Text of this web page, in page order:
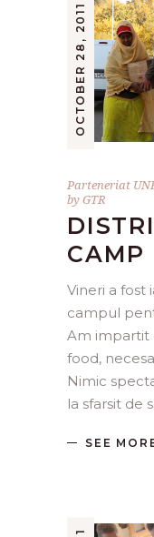
OCTOBER 28, 2011
Parteneriat
byGTR
CAMP
Vineri a fost
campul
Am impartit
food,
Nimic
la sfarsit de
SEE